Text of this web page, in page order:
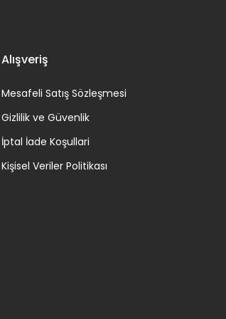
Alışveriş
Mesafeli Satış Sözleşmesi
Gizlilik ve Güvenlik
İptal İade Koşullari
Kişisel Veriler Politikası